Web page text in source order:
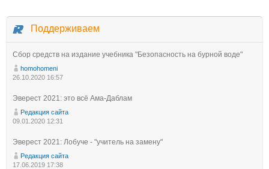
Поддерживаем
Сбор средств на издание учебника "Безопасность на бурной воде"
homohomeni
26.10.2020 16:57
Эверест 2021: это всё Ама-Даблам
Редакция сайта
09.01.2020 12:31
Эверест 2021: Лобуче - "учитель на замену"
Редакция сайта
17.06.2019 17:38